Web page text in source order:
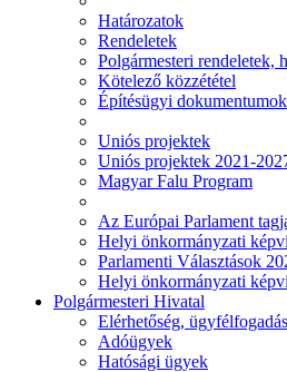
Határozatok
Rendeletek
Polgármesteri rendeletek,
Kötelező közzététel
Építésügyi dokumentumok
Uniós projektek
Uniós projektek 2021-
Magyar Falu Program
Az Európai Parlament
Helyi önkormányzati
Parlamenti Választások
Helyi önkormányzati
Polgármesteri Hivatal
Elérhetőség, ügyfélfogadás
Adóügyek
Hatósági ügyek